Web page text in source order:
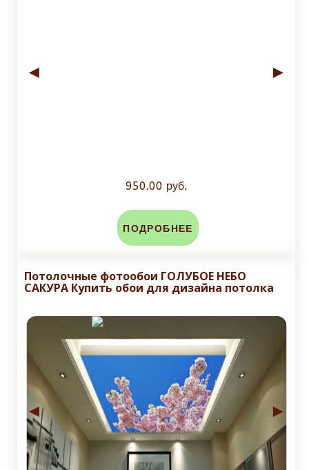
◄ ►
950.00 руб.
ПОДРОБНЕЕ
Потолочные фотообои ГОЛУБОЕ НЕБО
САКУРА Купить обои для дизайна потолка
◄ ►